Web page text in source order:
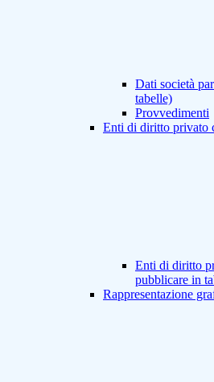
Dati società
tabelle)
Provvedimenti
Enti di diritto privato
Enti di diritto
pubblicare in
Rappresentazione